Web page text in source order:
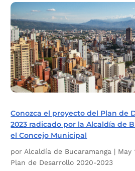
Conozca el proyecto del Plan de
2023 radicado por la Alcaldía de
el Concejo Municipal
por Alcaldía de Bucaramanga | May
Plan de Desarrollo 2020-2023